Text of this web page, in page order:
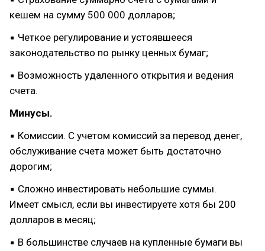
кешем на сумму 500 000 долларов;
▪ Четкое регулирование и устоявшееся
законодательство по рынку ценных бумаг;
▪ Возможность удаленного открытия и ведения
счета.
Минусы.
▪ Комиссии. С учетом комиссий за перевод денег,
обслуживание счета может быть достаточно
дорогим;
▪ Сложно инвестировать небольшие суммы.
Имеет смысл, если вы инвестируете хотя бы 200
долларов в месяц;
▪ В большинстве случаев на купленные бумаги вы